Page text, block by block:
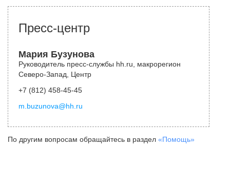
Пресс-центр
Мария Бузунова
Руководитель пресс-службы hh.ru, макрорегион
Северо-Запад, Центр
+7 (812) 458-45-45
m.buzunova@hh.ru
По другим вопросам обращайтесь в раздел «Помощь»